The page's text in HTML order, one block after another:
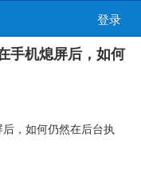
登录
机熄屏后，如何
，如何仍然在后台执